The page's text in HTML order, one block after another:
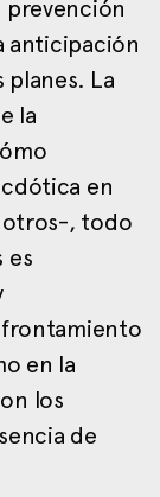
prevención
anticipación
La
la
en
otros-, todo
es
en la
los
de